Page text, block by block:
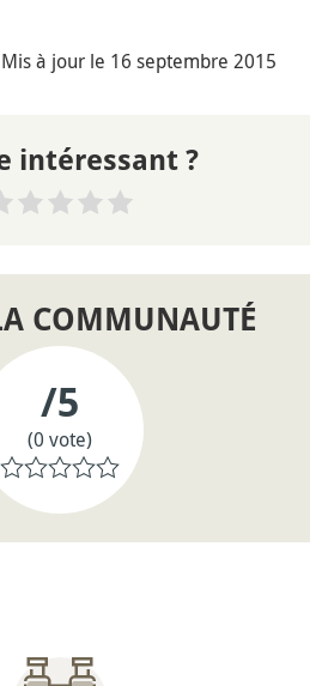
Mis à jour le 16 septembre 2015
intéressant ?
COMMUNAUTÉ
/5
(0 vote)